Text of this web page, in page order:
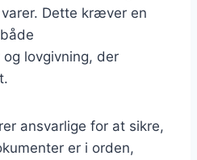
Dette kræver en
lovgivning, der
ansvarlige for at sikre,
er i orden,